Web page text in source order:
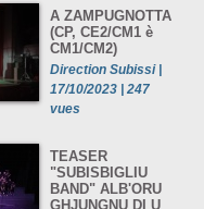
A ZAMPUGNOTTA
(CP, CE2/CM1 è
CM1/CM2)
Direction Subissi |
17/10/2023 | 247
vues
TEASER
"SUBISBIGLIU
BAND" ALB'ORU
GHJUNGNU DI U